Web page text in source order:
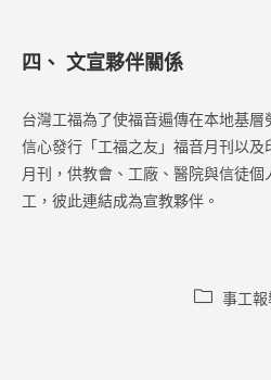
四、 文宣夥伴關係
台灣工福為了使福音遍傳在本地基
信心發行「工福之友」福音月刊以
月刊，供教會、工廠、醫院與信徒
工，彼此連結成為宣教夥伴。
Post事工報